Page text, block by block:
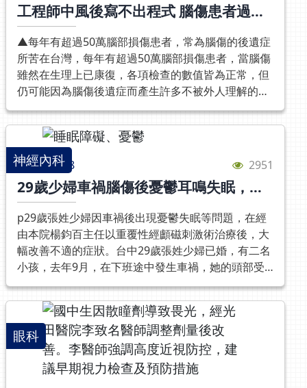
工程師中風後寫不出程式 腦傷患者過半
憂鬱
▲每年有超過50萬腦部損傷患者，常為腦傷的後遺症
所苦在台灣，每年有超過50萬腦部損傷患者，當腦傷
雖然在生理上已康復，各項檢查的數值皆為正常，但
仍可能因為腦傷後遺症而產生許多不被外人理解的痛
苦，例如失眠與情緒低落，而更難處理的，是在腦傷
後導致諸多功能上的損傷，造成當事人極大的困擾。
光田綜合醫院神經內科王馨範醫師指出，腦傷患者的
痛苦，是一般人難以想像的。日前有一名因中風而損
傷腦部的工程師，在中風前過著科技新貴人人稱羨的
生活，但因腦部功能受到影響，雖然恢復了日常生活
的能力，卻再也寫不出程式，最後只能由家人照顧。
王馨範感慨地表示，像這名患者在受傷後，無法再回
到職場，整個人生掉進谷底，而醫療體系卻再難對這
些患者提供協助，常常造成很多的悲劇。美國有統計
指出，經歷腦傷的患者，近半數都有憂鬱的後遺症，
更是自殺的高危險群，因此，王馨範醫師呼籲民眾重
視腦傷的預後問題，尤其腦傷後遺症，常引起家庭成
員的不諒解，卻忽略患者更需要親友在情感上的同理
與支持。他提醒家有腦傷患者的親友︰即使他們傷好
了，不代表就沒事了。而該院神經內科楊鈞百主任表
示，腦傷患者更需要以全人思維來進行了解，尤其腦
神經內科
2024/10/28 2951
29歲少婦車禍腦傷後憂鬱耳鳴失眠，用
重覆性經顱磁刺激術(rTMS)讓生活回歸
正常
p29歲張姓少婦因車禍後出現憂鬱失眠等問題，在經
由本院楊鈞百主任以重覆性經顱磁刺激術治療後，大
幅改善不適的症狀。台中29歲張姓少婦已婚，有二名
小孩，去年9月，在下班途中發生車禍，她的頭部受
到撞擊、意識不清被送往鄰近醫院，當時做完腦部X
光以及斷層掃描後，醫生告訴她腦部一切正常，張姓
少婦當時沒有想太多，便回家休養。但就在張姓少婦
車禍數天後，開始出現頭暈、頭痛、耳鳴等症狀，更
令她困擾的是，她變得難以入睡，即使吃到三顆安眠
藥也不見得能安眠；性格也不像過去開朗活潑，反而
眼科